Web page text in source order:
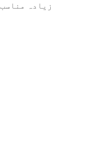
زیادہ